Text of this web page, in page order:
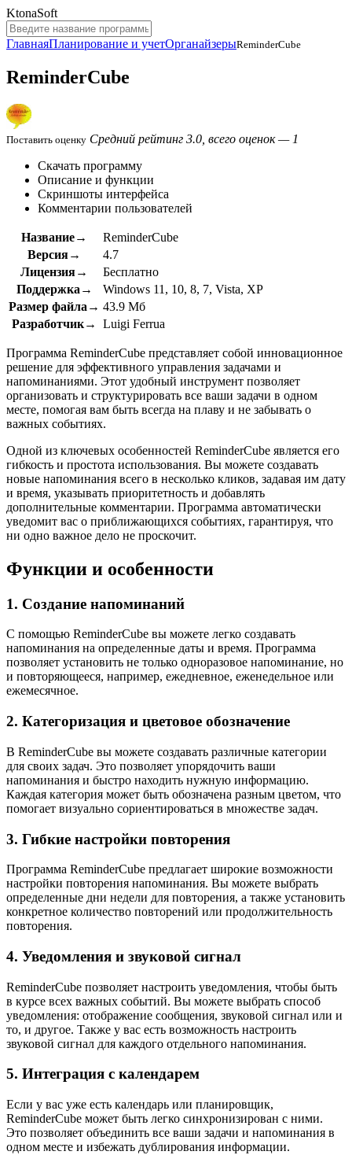
KtonaSoft
ГлавнаяПланирование и учетОрганайзерыReminderCube
ReminderCube
Поставить оценку Средний рейтинг 3.0, всего оценок — 1
Скачать программу
Описание и функции
Скриншоты интерфейса
Комментарии пользователей
Название→
ReminderCube
Версия→
4.7
Лицензия→
Бесплатно
Поддержка→
Windows 11, 10, 8, 7, Vista, XP
Размер файла→ 43.9 Мб
Разработчик→
Luigi Ferrua
Программа ReminderCube представляет собой инновационное
решение для эффективного управления задачами и
напоминаниями. Этот удобный инструмент позволяет
организовать и структурировать все ваши задачи в одном
месте, помогая вам быть всегда на плаву и не забывать о
важных событиях.
Одной из ключевых особенностей ReminderCube является его
гибкость и простота использования. Вы можете создавать
новые напоминания всего в несколько кликов, задавая им дату
и время, указывать приоритетность и добавлять
дополнительные комментарии. Программа автоматически
уведомит вас о приближающихся событиях, гарантируя, что
ни одно важное дело не проскочит.
Функции и особенности
1. Создание напоминаний
С помощью ReminderCube вы можете легко создавать
напоминания на определенные даты и время. Программа
позволяет установить не только одноразовое напоминание, но
и повторяющееся, например, ежедневное, еженедельное или
ежемесячное.
2. Категоризация и цветовое обозначение
В ReminderCube вы можете создавать различные категории
для своих задач. Это позволяет упорядочить ваши
напоминания и быстро находить нужную информацию.
Каждая категория может быть обозначена разным цветом, что
помогает визуально сориентироваться в множестве задач.
3. Гибкие настройки повторения
Программа ReminderCube предлагает широкие возможности
настройки повторения напоминания. Вы можете выбрать
определенные дни недели для повторения, а также установить
конкретное количество повторений или продолжительность
повторения.
4. Уведомления и звуковой сигнал
ReminderCube позволяет настроить уведомления, чтобы быть
в курсе всех важных событий. Вы можете выбрать способ
уведомления: отображение сообщения, звуковой сигнал или и
то, и другое. Также у вас есть возможность настроить
звуковой сигнал для каждого отдельного напоминания.
5. Интеграция с календарем
Если у вас уже есть календарь или планировщик,
ReminderCube может быть легко синхронизирован с ними.
Это позволяет объединить все ваши задачи и напоминания в
одном месте и избежать дублирования информации.